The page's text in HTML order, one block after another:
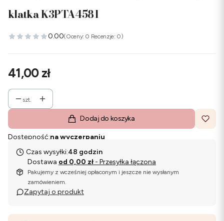
klatka K3PTA4581
0.00(Oceny: 0 Recenzje: 0)
Cena
41,00 zł
szt.
Dodaj do koszyka
Dostępność:na wyczerpaniu
Czas wysyłki:48 godzin
Dostawa od 0,00 zł - Przesyłka łączona
Pakujemy z wcześniej opłaconym i jeszcze nie wysłanym
zamówieniem.
Zapytaj o produkt